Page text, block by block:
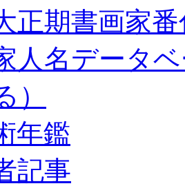
正期書画家
人名データ
）
年鑑
記事